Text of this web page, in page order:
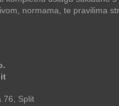
normama, te pravilima
76, Split